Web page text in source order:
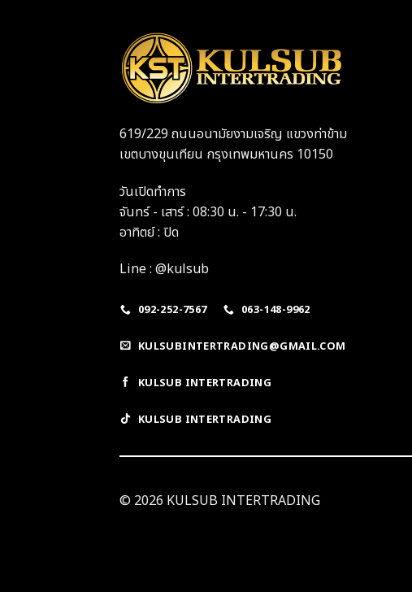
619/229 ถนนอนามัยงามเจริญ แขวงท่าข้าม
เขตบางขุนเทียน กรุงเทพมหานคร 10150
วันเปิดทำการ
จันทร์ - เสาร์ : 08:30 น. - 17:30 น.
อาทิตย์ : ปิด
Line : @kulsub
092-252-7567 063-148-9962
KULSUBINTERTRADING@GMAIL.COM
KULSUB INTERTRADING
KULSUB INTERTRADING
© 2026 KULSUB INTERTRADING